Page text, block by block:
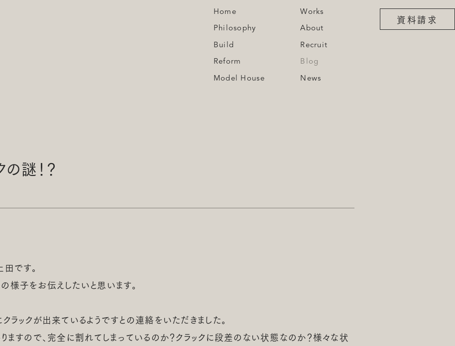
資料請求
Home
Philosophy
Build
Reform
Model House
Works
About
Recruit
Blog
News
謎！？
です。
様子をお伝えしたいと思います。
ラックが出来ているようですとの連絡をいただきました。
ますので、完全に割れてしまっているのか？クラックに段差のない状態なのか？様々な状